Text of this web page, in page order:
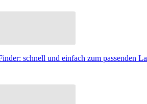
schnell und einfach zum passenden